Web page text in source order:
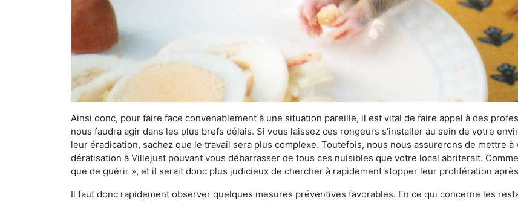
Ainsi donc, pour faire face convenablement à une situation pareille, il est vital de faire appel à des
nous faudra agir dans les plus brefs délais. Si vous laissez ces rongeurs s'installer au sein de votre
leur éradication, sachez que le travail sera plus complexe. Toutefois, nous nous assurerons de mettre
dératisation à Villejust pouvant vous débarrasser de tous ces nuisibles que votre local abriterait.
que de guérir », et il serait donc plus judicieux de chercher à rapidement stopper leur prolifération
Il faut donc rapidement observer quelques mesures préventives favorables. En ce qui concerne les